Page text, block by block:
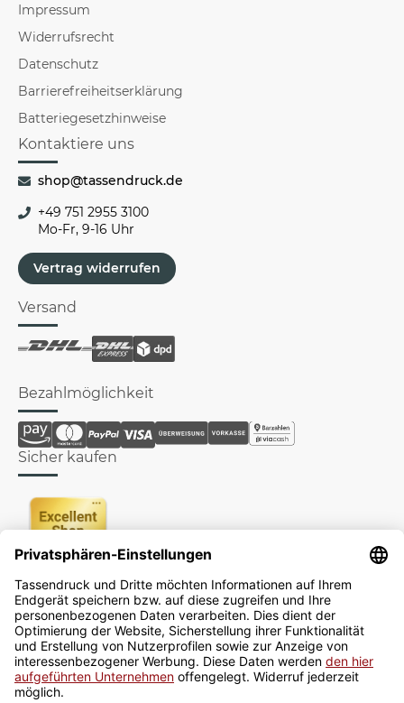
Impressum
Widerrufsrecht
Datenschutz
Barrierefreiheitserklärung
Batteriegesetzhinweise
Kontaktiere uns
shop@tassendruck.de
+49 751 2955 3100
Mo-Fr, 9-16 Uhr
Vertrag widerrufen
Versand
Bezahlmöglichkeit
Sicher kaufen
Newsletter